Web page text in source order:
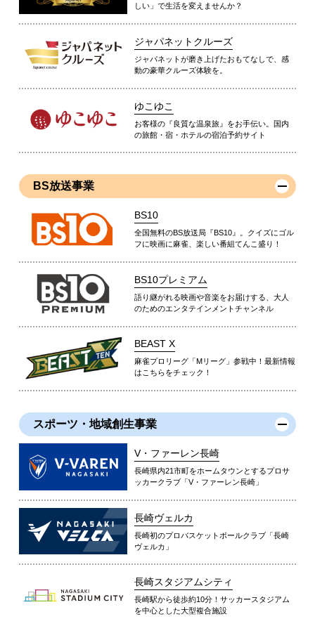
しい」で生活を変えませんか？
ジャパネットクルーズ
ジャパネットが磨き上げたおもてなしで、感
動の豪華クルーズ体験を。
ゆこゆこ
お客様の『良質な温泉旅』をお手伝い。国内
の旅館・宿・ホテルの宿泊予約サイト
BS放送事業
BS10
全国無料のBS放送局『BS10』。クイズにゴル
フに映画に麻雀、楽しい番組てんこ盛り！
BS10プレミアム
語り継がれる映画や音楽をお届けする、大人
のためのエンタテインメントチャンネル
BEAST X
麻雀プロリーグ「Mリーグ」参戦中！最新情報
はこちらをチェック！
スポーツ・地域創生事業
V・ファーレン長崎
長崎県内21市町をホームタウンとするプロサ
ッカークラブ「V・ファーレン長崎」
長崎ヴェルカ
長崎初のプロバスケットボールクラブ「長崎
ヴェルカ」
長崎スタジアムシティ
長崎駅から徒歩約10分！サッカースタジアム
を中心とした大型複合施設